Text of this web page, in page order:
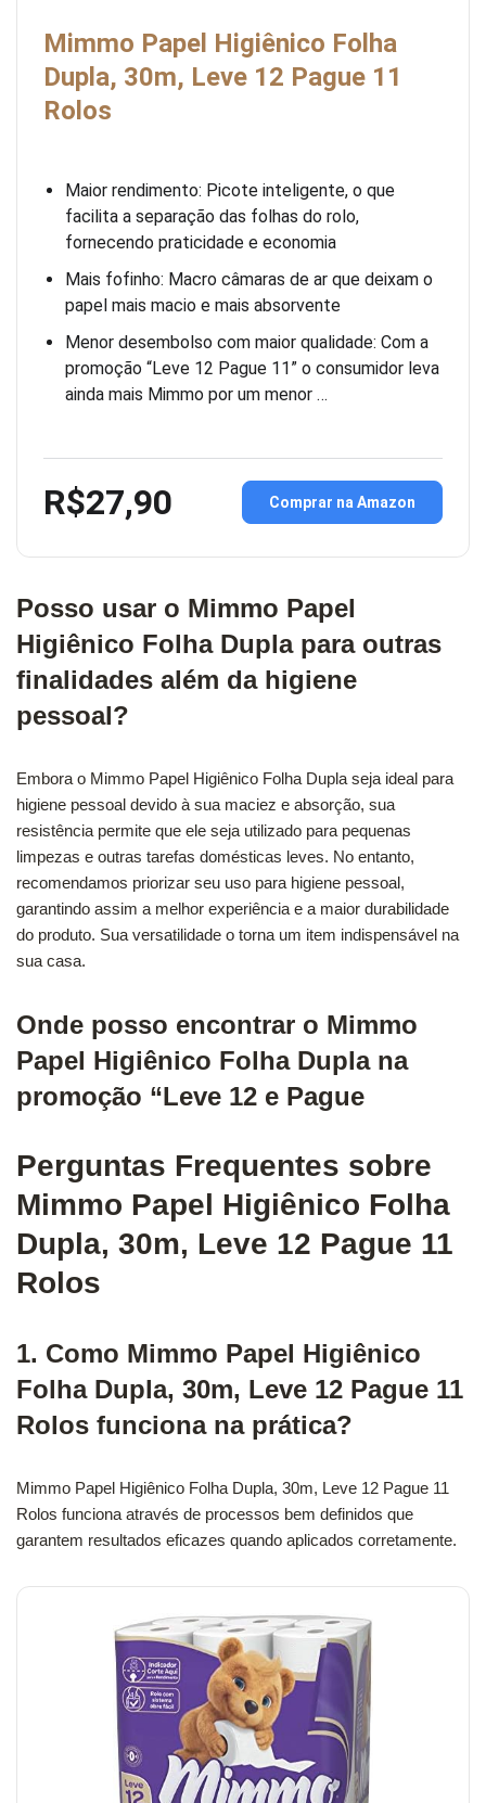
Mimmo Papel Higiênico Folha
Dupla, 30m, Leve 12 Pague 11
Rolos
Maior rendimento: Picote inteligente, o que
facilita a separação das folhas do rolo,
fornecendo praticidade e economia
Mais fofinho: Macro câmaras de ar que deixam o
papel mais macio e mais absorvente
Menor desembolso com maior qualidade: Com a
promoção “Leve 12 Pague 11” o consumidor leva
ainda mais Mimmo por um menor …
R$27,90 Comprar na Amazon
Posso usar o Mimmo Papel
Higiênico Folha Dupla para outras
finalidades além da higiene
pessoal?
Embora o Mimmo Papel Higiênico Folha Dupla seja ideal para
higiene pessoal devido à sua maciez e absorção, sua
resistência permite que ele seja utilizado para pequenas
limpezas e outras tarefas domésticas leves. No entanto,
recomendamos priorizar seu uso para higiene pessoal,
garantindo assim a melhor experiência e a maior durabilidade
do produto. Sua versatilidade o torna um item indispensável na
sua casa.
Onde posso encontrar o Mimmo
Papel Higiênico Folha Dupla na
promoção “Leve 12 e Pague
Perguntas Frequentes sobre
Mimmo Papel Higiênico Folha
Dupla, 30m, Leve 12 Pague 11
Rolos
1. Como Mimmo Papel Higiênico
Folha Dupla, 30m, Leve 12 Pague 11
Rolos funciona na prática?
Mimmo Papel Higiênico Folha Dupla, 30m, Leve 12 Pague 11
Rolos funciona através de processos bem definidos que
garantem resultados eficazes quando aplicados corretamente.